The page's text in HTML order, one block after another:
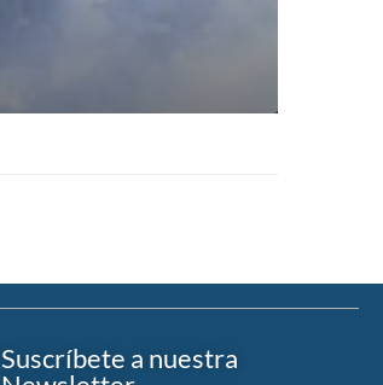
Suscríbete a nuestra